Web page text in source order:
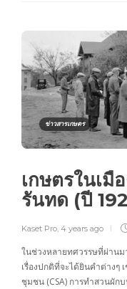
ข่าวสารเกษตร
เกษตรในเมื
รันทด (ปี
Kaset Pro 4 years ago
ในช่วงหลายทศวรรษที่ผ่านม
เรื่องปกติที่จะได้ยินคำต่างๆ
ชุมชน (CSA) การทำสวนผัก